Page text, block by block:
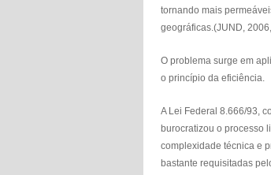
tornando mais
geográficas.(JUND,
O problema surge em
o princípio da eficiência.
A Lei Federal 8.666/93,
burocratizou o processo
complexidade técnica e
bastante requisitadas